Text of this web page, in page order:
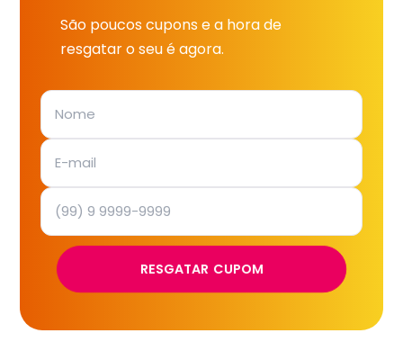
São poucos cupons e a hora de
resgatar o seu é agora.
RESGATAR CUPOM